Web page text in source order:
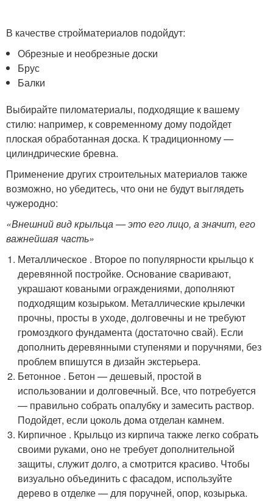
В качестве стройматериалов подойдут:
Обрезные и необрезные доски
Брус
Балки
Выбирайте пиломатериалы, подходящие к вашему
стилю: например, к современному дому подойдет
плоская обработанная доска. К традиционному —
цилиндрические бревна.
Применение других строительных материалов также
возможно, но убедитесь, что они не будут выглядеть
чужеродно:
«Внешний вид крыльца — это его лицо, а значит, его
важнейшая часть»
Металлическое . Второе по популярности крыльцо к
деревянной постройке. Основание сваривают,
украшают коваными ограждениями, дополняют
подходящим козырьком. Металлические крылечки
прочны, просты в уходе, долговечны и не требуют
громоздкого фундамента (достаточно свай). Если
дополнить деревянными ступенями и поручнями, без
проблем впишутся в дизайн экстерьера.
Бетонное . Бетон — дешевый, простой в
использовании и долговечный. Все, что потребуется
— правильно собрать опалубку и замесить раствор.
Подойдет, если цоколь дома отделан камнем.
Кирпичное . Крыльцо из кирпича также легко собрать
своими руками, оно не требует дополнительной
защиты, служит долго, а смотрится красиво. Чтобы
визуально объединить с фасадом, используйте
дерево в отделке — для поручней, опор, козырька.